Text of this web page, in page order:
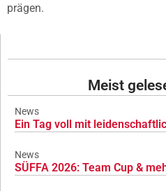
prägen.
Meist
News
Ein Tag voll mit
News
SÜFFA 2026: Team Cup &